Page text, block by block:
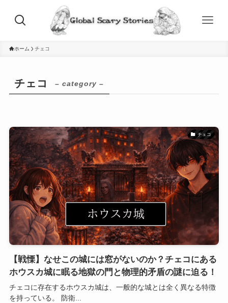
ホーム チェコ
チェコ – category –
チェコ
【戦慄】なせこの城には窓がないのか？チェコにある
ホウスカ城に眠る地獄の門と物理的矛盾の謎に迫る！
チェコに存在するホウスカ城は、一般的な城とは全く異なる特徴
を持っている。 防衛...